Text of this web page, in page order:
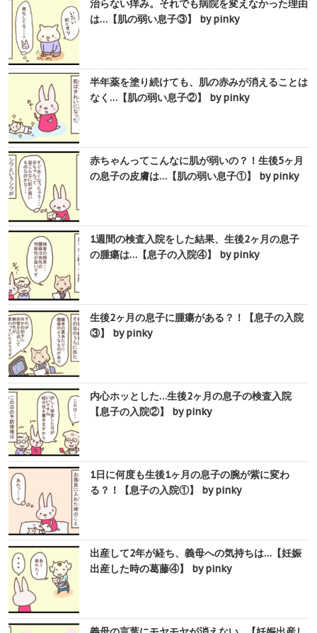
治らない痒み。それでも病院を変えなかった理由
は…【肌の弱い息子③】 by pinky
半年薬を塗り続けても、肌の赤みが消えることは
なく…【肌の弱い息子②】 by pinky
赤ちゃんってこんなに肌が弱いの？！生後5ヶ月
の息子の皮膚は…【肌の弱い息子①】 by pinky
1週間の検査入院をした結果、生後2ヶ月の息子
の腫瘍は…【息子の入院④】 by pinky
生後2ヶ月の息子に腫瘍がある？！【息子の入院
③】 by pinky
内心ホッとした…生後2ヶ月の息子の検査入院
【息子の入院②】 by pinky
1日に何度も生後1ヶ月の息子の腕が紫に変わ
る？！【息子の入院①】 by pinky
出産して2年が経ち、義母への気持ちは…【妊娠
出産した時の葛藤④】 by pinky